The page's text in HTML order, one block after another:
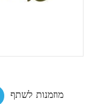
מוזמנות לשתף